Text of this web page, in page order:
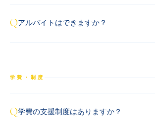
Qアルバイトはできますか？
学費・制度
Q学費の支援制度はありますか？